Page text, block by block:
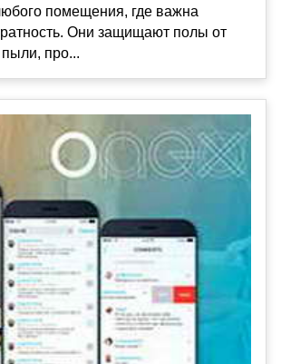
помещения, где важна
Они защищают полы от
пыли, про...